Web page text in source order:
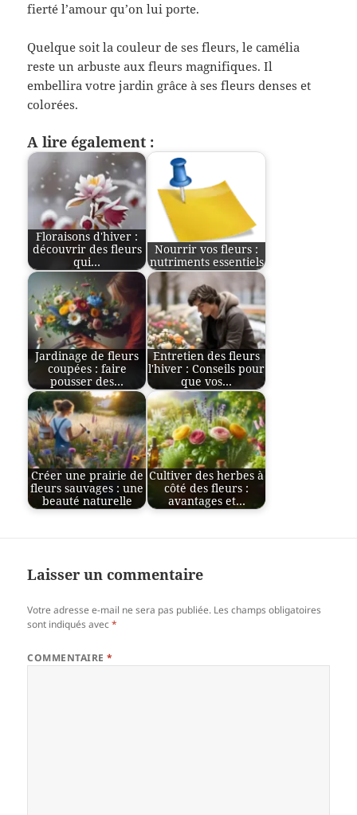
fierté l’amour qu’on lui porte.
Quelque soit la couleur de ses fleurs, le camélia
reste un arbuste aux fleurs magnifiques. Il
embellira votre jardin grâce à ses fleurs denses et
colorées.
A lire également :
Floraisons d'hiver :
découvrir des fleurs
qui…
Nourrir vos fleurs :
nutriments essentiels
Jardinage de fleurs
coupées : faire
pousser des…
Entretien des fleurs
l'hiver : Conseils pour
que vos…
Créer une prairie de
fleurs sauvages : une
beauté naturelle
Cultiver des herbes à
côté des fleurs :
avantages et…
Laisser un commentaire
Votre adresse e-mail ne sera pas publiée. Les champs obligatoires
sont indiqués avec*
COMMENTAIRE*